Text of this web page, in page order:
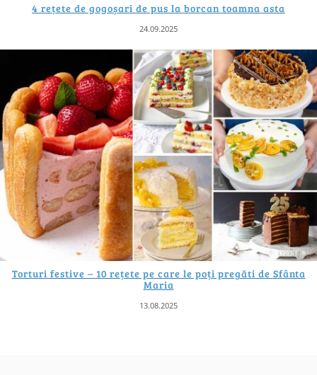
4 rețete de gogoșari de pus la borcan toamna asta
24.09.2025
Torturi festive – 10 rețete pe care le poți pregăti de Sfânta
Maria
13.08.2025